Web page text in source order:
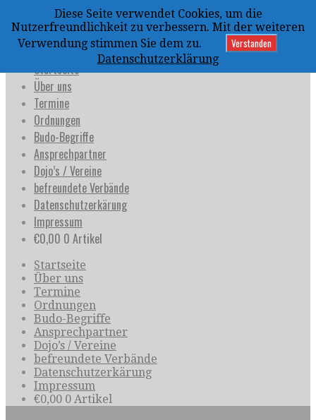
Inhalt
springen
uijja
Deutschland e.V.
Startseite
Über uns
Termine
Ordnungen
Budo-Begriffe
Ansprechpartner
Dojo’s / Vereine
befreundete Verbände
Datenschutzerkärung
Impressum
€0,00 0 Artikel
Startseite
Über uns
Termine
Ordnungen
Budo-Begriffe
Ansprechpartner
Dojo’s / Vereine
befreundete Verbände
Datenschutzerkärung
Impressum
€0,00 0 Artikel
Diese Seite verwendet Cookies, um die
Nutzerfreundlichkeit zu verbessern. Mit der weiteren
Verwendung stimmen Sie dem zu.
Verstanden
Datenschutzerklärung